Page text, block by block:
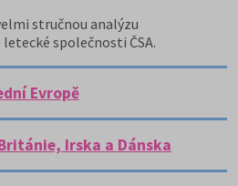
stručnou analýzu
společnosti ČSA.
Evropě
Irska a Dánska